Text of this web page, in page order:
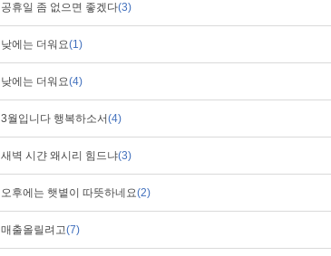
공휴일 좀 없으면 좋겠다(3)
낮에는 더워요(1)
낮에는 더워요(4)
3월입니다 행복하소서(4)
새벽 시갼 왜시리 힘드냐(3)
오후에는 햇볕이 따뜻하네요(2)
매출올릴려고(7)